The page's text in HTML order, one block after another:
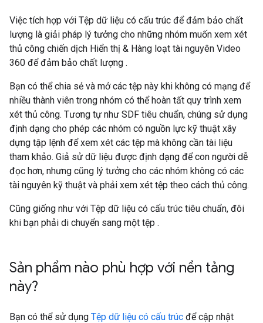
Việc tích hợp với Tệp dữ liệu có cấu trúc để đảm bảo chất
lượng là giải pháp lý tưởng cho những nhóm muốn xem xét
thủ công chiến dịch Hiển thị & Hàng loạt tài nguyên Video
360 để đảm bảo chất lượng .
Bạn có thể chia sẻ và mở các tệp này khi không có mạng để
nhiều thành viên trong nhóm có thể hoàn tất quy trình xem
xét thủ công. Tương tự như SDF tiêu chuẩn, chúng sử dụng
định dạng cho phép các nhóm có nguồn lực kỹ thuật xây
dựng tập lệnh để xem xét các tệp mà không cần tài liệu
tham khảo. Giả sử dữ liệu được định dạng để con người dễ
đọc hơn, nhưng cũng lý tưởng cho các nhóm không có các
tài nguyên kỹ thuật và phải xem xét tệp theo cách thủ công.
Cũng giống như với Tệp dữ liệu có cấu trúc tiêu chuẩn, đôi
khi bạn phải di chuyển sang một tệp .
Sản phẩm nào phù hợp với nền tảng
này?
Bạn có thể sử dụng Tệp dữ liệu có cấu trúc để cập nhật